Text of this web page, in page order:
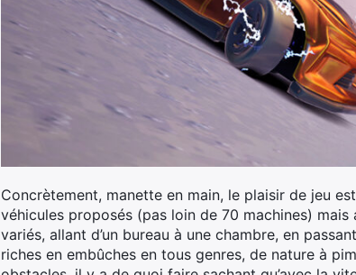
Concrètement, manette en main, le plaisir de jeu
véhicules proposés (pas loin de 70 machines)
variés, allant d’un bureau à une chambre, en
riches en embûches en tous genres, de nature à